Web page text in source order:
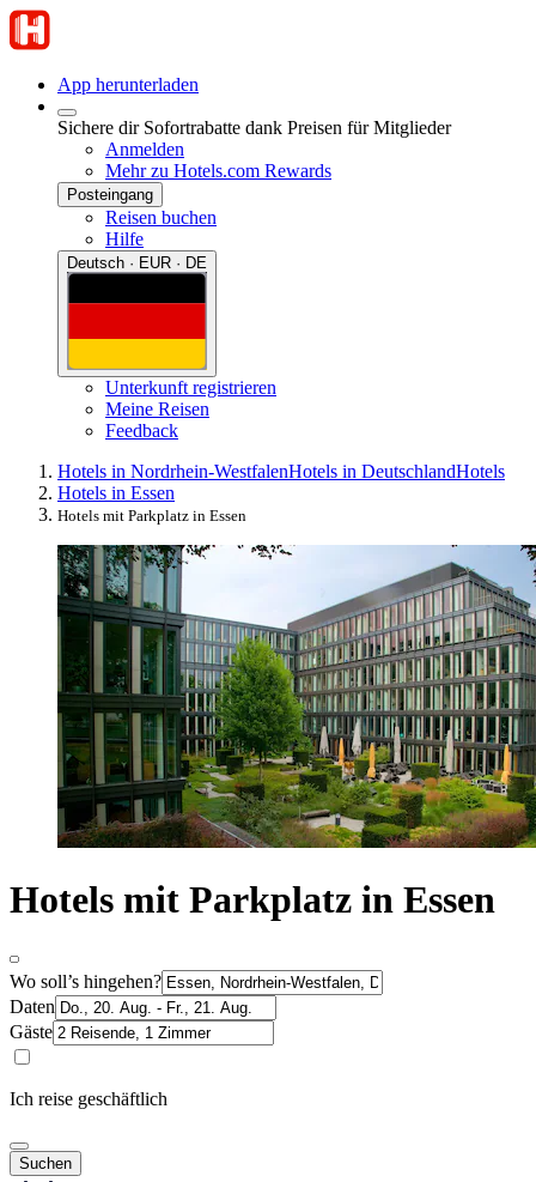
App herunterladen
Sichere dir Sofortrabatte dank Preisen für Mitglieder
Anmelden
Mehr zu Hotels.com Rewards
Posteingang
Reisen buchen
Hilfe
Deutsch · EUR · DE
Unterkunft registrieren
Meine Reisen
Feedback
Hotels in Nordrhein-WestfalenHotels in DeutschlandHotels
Hotels in Essen
Hotels mit Parkplatz in Essen
Hotels mit Parkplatz in Essen
Wo soll’s hingehen?
Daten
Gäste
Ich reise geschäftlich
Suchen